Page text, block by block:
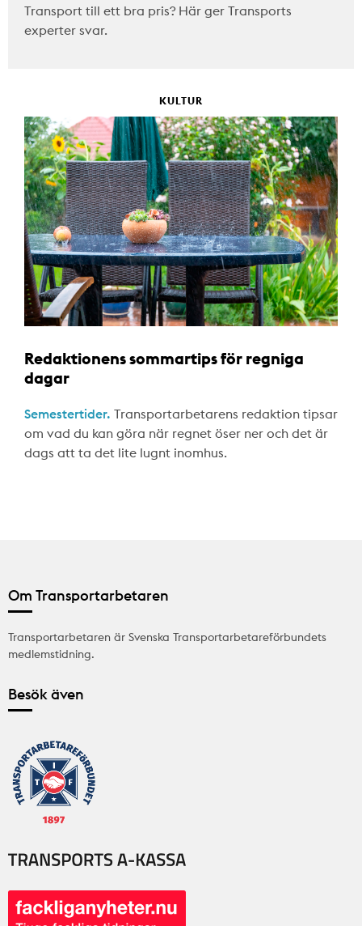
Transport till ett bra pris? Här ger Transports
experter svar.
KULTUR
Redaktionens sommartips för regniga
dagar
Semestertider. Transportarbetarens redaktion tipsar
om vad du kan göra när regnet öser ner och det är
dags att ta det lite lugnt inomhus.
Om Transportarbetaren
Transportarbetaren är Svenska Transportarbetareförbundets
medlemstidning.
Besök även